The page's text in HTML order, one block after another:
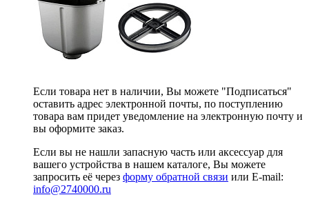
Если товара нет в наличии, Вы можете "Подписаться"
оставить адрес электронной почты, по поступлению
товара вам придет уведомление на электронную почту и
вы оформите заказ.
Если вы не нашли запасную часть или аксессуар для
вашего устройства в нашем каталоге, Вы можете
запросить её через форму обратной связи или E-mail:
info@2740000.ru